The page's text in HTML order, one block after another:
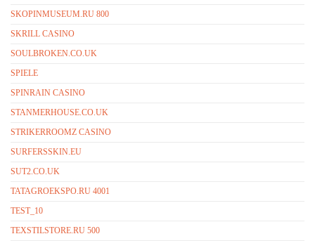
SKOPINMUSEUM.RU 800
SKRILL CASINO
SOULBROKEN.CO.UK
SPIELE
SPINRAIN CASINO
STANMERHOUSE.CO.UK
STRIKERROOMZ CASINO
SURFERSSKIN.EU
SUT2.CO.UK
TATAGROEKSPO.RU 4001
TEST_10
TEXSTILSTORE.RU 500